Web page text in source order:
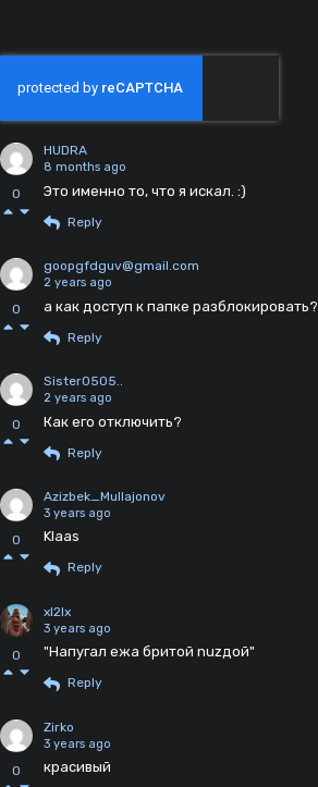
0
HUDRA
8 months ago
Это именно то, что я искал. :)
Reply
0
goopgfdguv@gmail.com
2 years ago
а как доступ к папке разблокировать?
Reply
0
Sister0505..
2 years ago
Как его отключить?
Reply
0
Azizbek_Mullajonov
3 years ago
Klaas
Reply
0
xl2lx
3 years ago
"Напугал ежа бритой nuzдой"
Reply
0
Zirko
3 years ago
красивый